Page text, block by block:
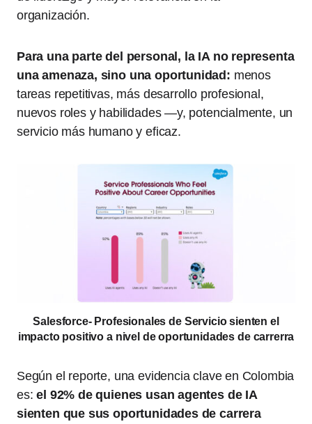
organización.
Para una parte del personal, la IA no representa
una amenaza, sino una oportunidad: menos
tareas repetitivas, más desarrollo profesional,
nuevos roles y habilidades —y, potencialmente, un
servicio más humano y eficaz.
Salesforce- Profesionales de Servicio sienten el
impacto positivo a nivel de oportunidades de carrerra
Según el reporte, una evidencia clave en Colombia
es:el 92% de quienes usan agentes de IA
sienten que sus oportunidades de carrera